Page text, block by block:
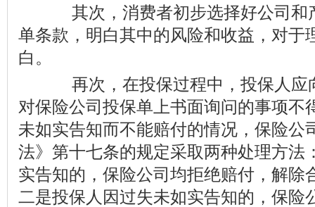
其次，消费者初步选择好公司和
单条款，明白其中的风险和收益，对于
白。
再次，在投保过程中，投保人应
对保险公司投保单上书面询问的事项不
未如实告知而不能赔付的情况，保险公
法》第十七条的规定采取两种处理方法
实告知的，保险公司均拒绝赔付，解除
二是投保人因过失未如实告知的，保险